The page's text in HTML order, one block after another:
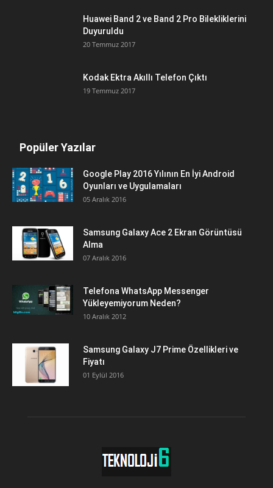
Huawei Band 2 ve Band 2 Pro Bilekliklerini
Duyuruldu
20 Temmuz 2017
Kodak Ektra Akıllı Telefon Çıktı
19 Temmuz 2017
Popüler Yazılar
Google Play 2016 Yılının En İyi Android
Oyunları ve Uygulamaları
05 Aralık 2016
Samsung Galaxy Ace 2 Ekran Görüntüsü
Alma
07 Aralık 2016
Telefona WhatsApp Messenger
Yükleyemiyorum Neden?
10 Aralık 2012
Samsung Galaxy J7 Prime Özellikleri ve
Fiyatı
01 Eylül 2016